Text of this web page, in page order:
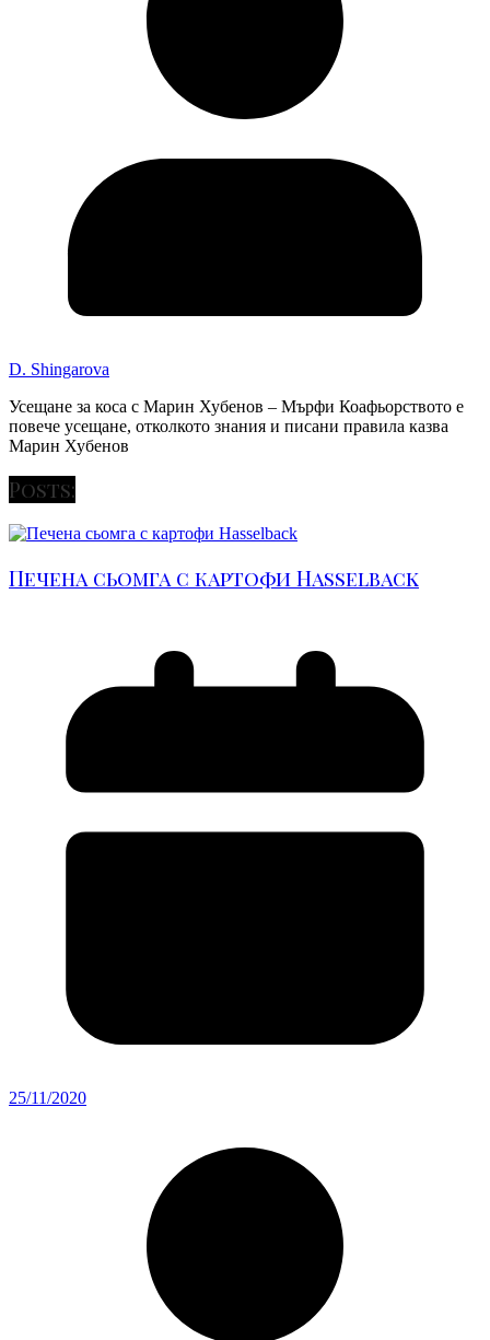
D. Shingarova
Усещане за коса с Марин Хубенов – Мърфи Коафьорството е
повече усещане, отколкото знания и писани правила казва
Марин Хубенов
Posts:
Печена сьомга с картофи Hasselback
25/11/2020